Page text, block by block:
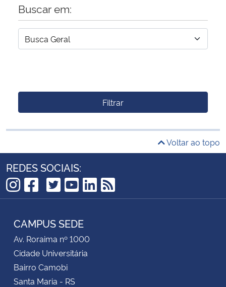
Buscar em:
Filtrar
Voltar ao topo
REDES SOCIAIS:
Instagram
Facebook
TikTok
Twitter
YouTube
LinkedIn
RSS
CAMPUS SEDE
Av. Roraima nº 1000
Cidade Universitária
Bairro Camobi
Santa Maria - RS